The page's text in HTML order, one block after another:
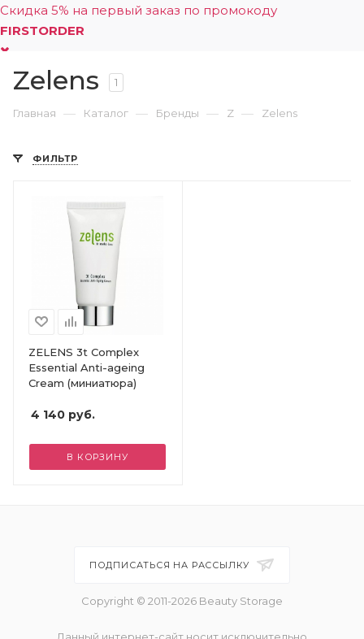
Скидка 5% на первый заказ по промокоду
FIRSTORDER
Zelens 1
Главная — Каталог — Бренды — Z — Zelens
ФИЛЬТР
ZELENS 3t Complex
Essential Anti-ageing
Cream (миниатюра)
4 140 руб.
В КОРЗИНУ
ПОДПИСАТЬСЯ НА РАССЫЛКУ
Copyright © 2011-2026 Beauty Storage